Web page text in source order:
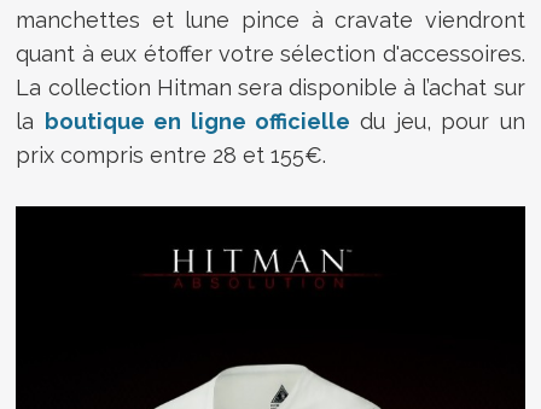
manchettes et lune pince à cravate viendront
quant à eux étoffer votre sélection d'accessoires.
La collection Hitman sera disponible à l’achat sur
la boutique en ligne officielle du jeu, pour un
prix compris entre 28 et 155€.